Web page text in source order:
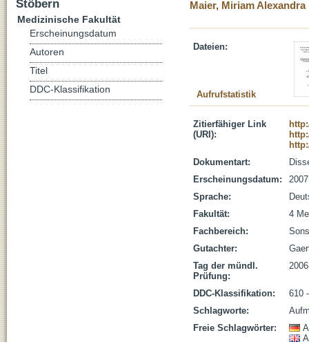
Maier, Miriam Alexandra
Dateien:
Aufrufstatistik
Zitierfähiger Link
(URI):
Dokumentart:
Erscheinungsdatum:
2007
Sprache:
Fakultät:
4
Fachbereich:
Gutachter:
Tag der mündl.
Prüfung:
DDC-Klassifikation:
610
Schlagworte:
Freie Schlagwörter:
Stöbern
Medizinische Fakultät
Erscheinungsdatum
Autoren
Titel
DDC-Klassifikation